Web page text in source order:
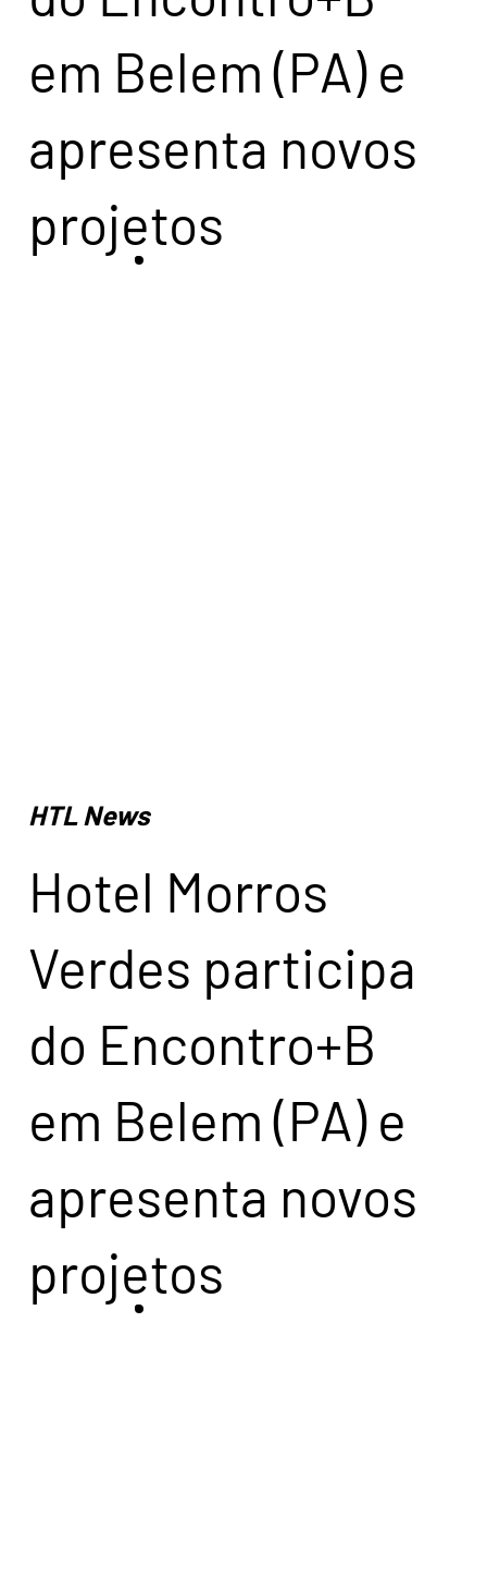
em Belem (PA) e
apresenta novos
projetos
HTL News
Hotel Morros
Verdes participa
do Encontro+B
em Belem (PA) e
apresenta novos
projetos